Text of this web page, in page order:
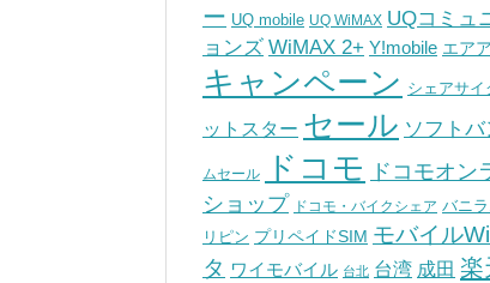
ー UQ mobile UQ WiMAX UQコミュ
ョンズ WiMAX 2+ Y!mobile エア
キャンペーン シェアサイ
ットスター セール ソフトバ
ムセール ドコモ
ドコモオン
ショップ ドコモ・バイクシェア バニ
リピン プリペイドSIM モバイル
タ ワイモバイル 台北 台湾 成田 楽